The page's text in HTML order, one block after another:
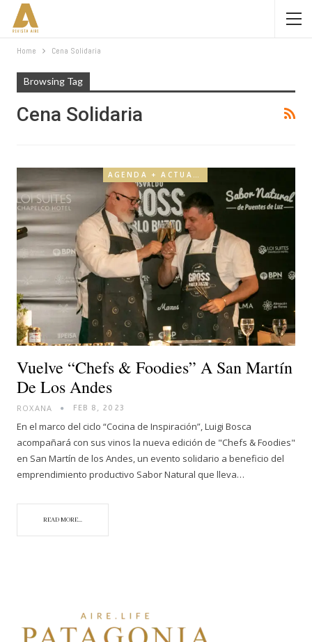
Home Cena Solidaria
Browsing Tag
Cena Solidaria
Vuelve “Chefs & Foodies” A San Martín
De Los Andes
ROXANA FEB 8, 2023
En el marco del ciclo “Cocina de Inspiración”, Luigi Bosca
acompañará con sus vinos la nueva edición de "Chefs & Foodies"
en San Martín de los Andes, un evento solidario a beneficio del
emprendimiento productivo Sabor Natural que lleva…
READ MORE...